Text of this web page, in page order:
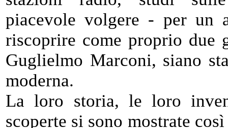
piacevole volgere - per un
riscoprire come proprio due
Guglielmo Marconi, siano
moderna.
La loro storia, le loro
scoperte si sono mostrate